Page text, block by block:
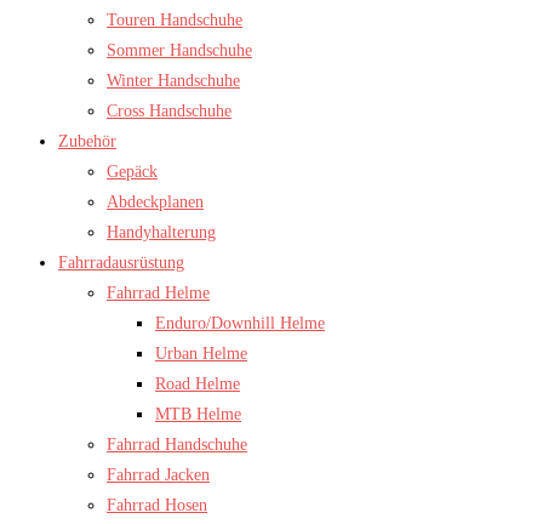
Touren Handschuhe
Sommer Handschuhe
Winter Handschuhe
Cross Handschuhe
Zubehör
Gepäck
Abdeckplanen
Handyhalterung
Fahrradausrüstung
Fahrrad Helme
Enduro/Downhill Helme
Urban Helme
Road Helme
MTB Helme
Fahrrad Handschuhe
Fahrrad Jacken
Fahrrad Hosen